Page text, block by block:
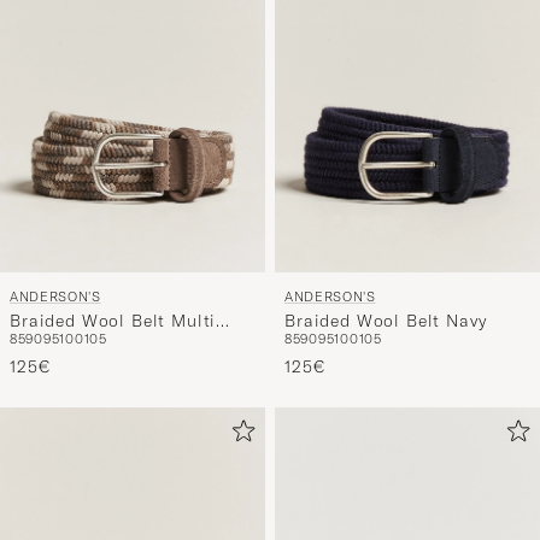
ANDERSON'S
Braided Wool Belt Multi
Natural
859095100105
125€
ANDERSON'S
Braided Wool Belt Navy
859095100105
125€